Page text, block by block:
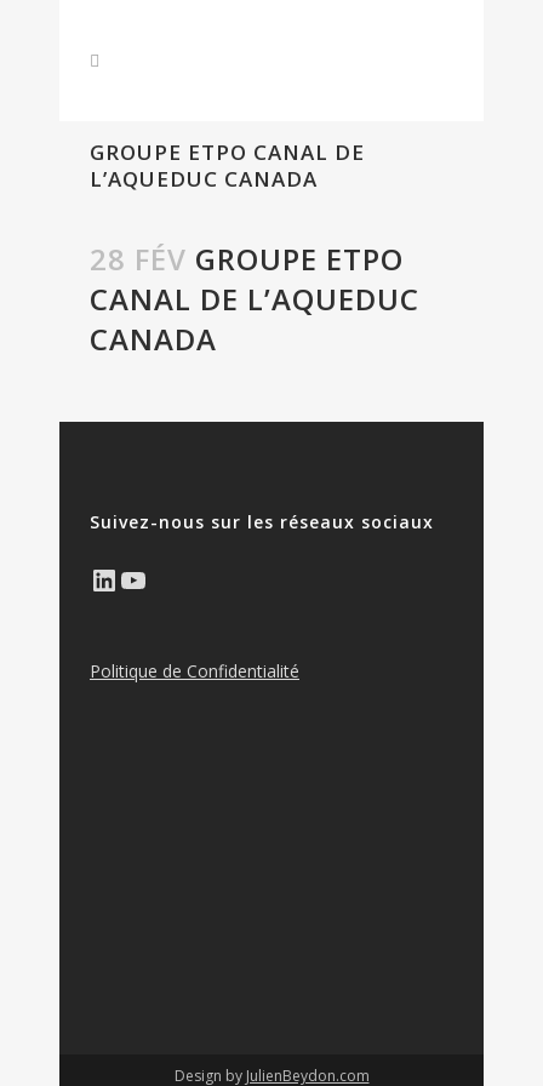
GROUPE ETPO CANAL DE
L’AQUEDUC CANADA
28 FÉV GROUPE ETPO
CANAL DE L’AQUEDUC
CANADA
Suivez-nous sur les réseaux sociaux
LinkedIn
YouTube
Politique de Confidentialité
Design by JulienBeydon.com